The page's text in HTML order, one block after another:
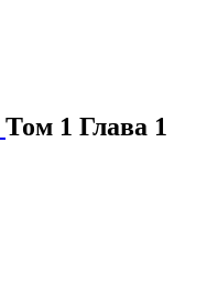
Том 1 Глава 1